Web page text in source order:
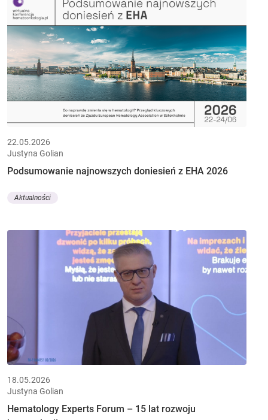
22.05.2026
Justyna Golian
Podsumowanie najnowszych doniesień z EHA 2026
Aktualności
18.05.2026
Justyna Golian
Hematology Experts Forum – 15 lat rozwoju